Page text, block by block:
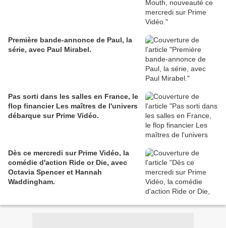
Première bande-annonce de Paul, la
série, avec Paul Mirabel.
Pas sorti dans les salles en France, le
flop financier Les maîtres de l'univers
débarque sur Prime Vidéo.
Dès ce mercredi sur Prime Vidéo, la
comédie d'action Ride or Die, avec
Octavia Spencer et Hannah
Waddingham.